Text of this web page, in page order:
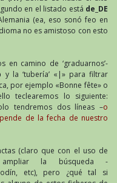
en el listado está de_DE
(ea, eso sonó feo en
no es amistoso con esto
en camino de ‘graduarnos’-
y la ‘tubería’ «|» para filtrar
por ejemplo «Bonne fête» o
teclearemos lo siguiente:
tendremos dos líneas –o
de la fecha de nuestro
(claro que con el uso de
ampliar la búsqueda -
etc), pero ¿qué tal si